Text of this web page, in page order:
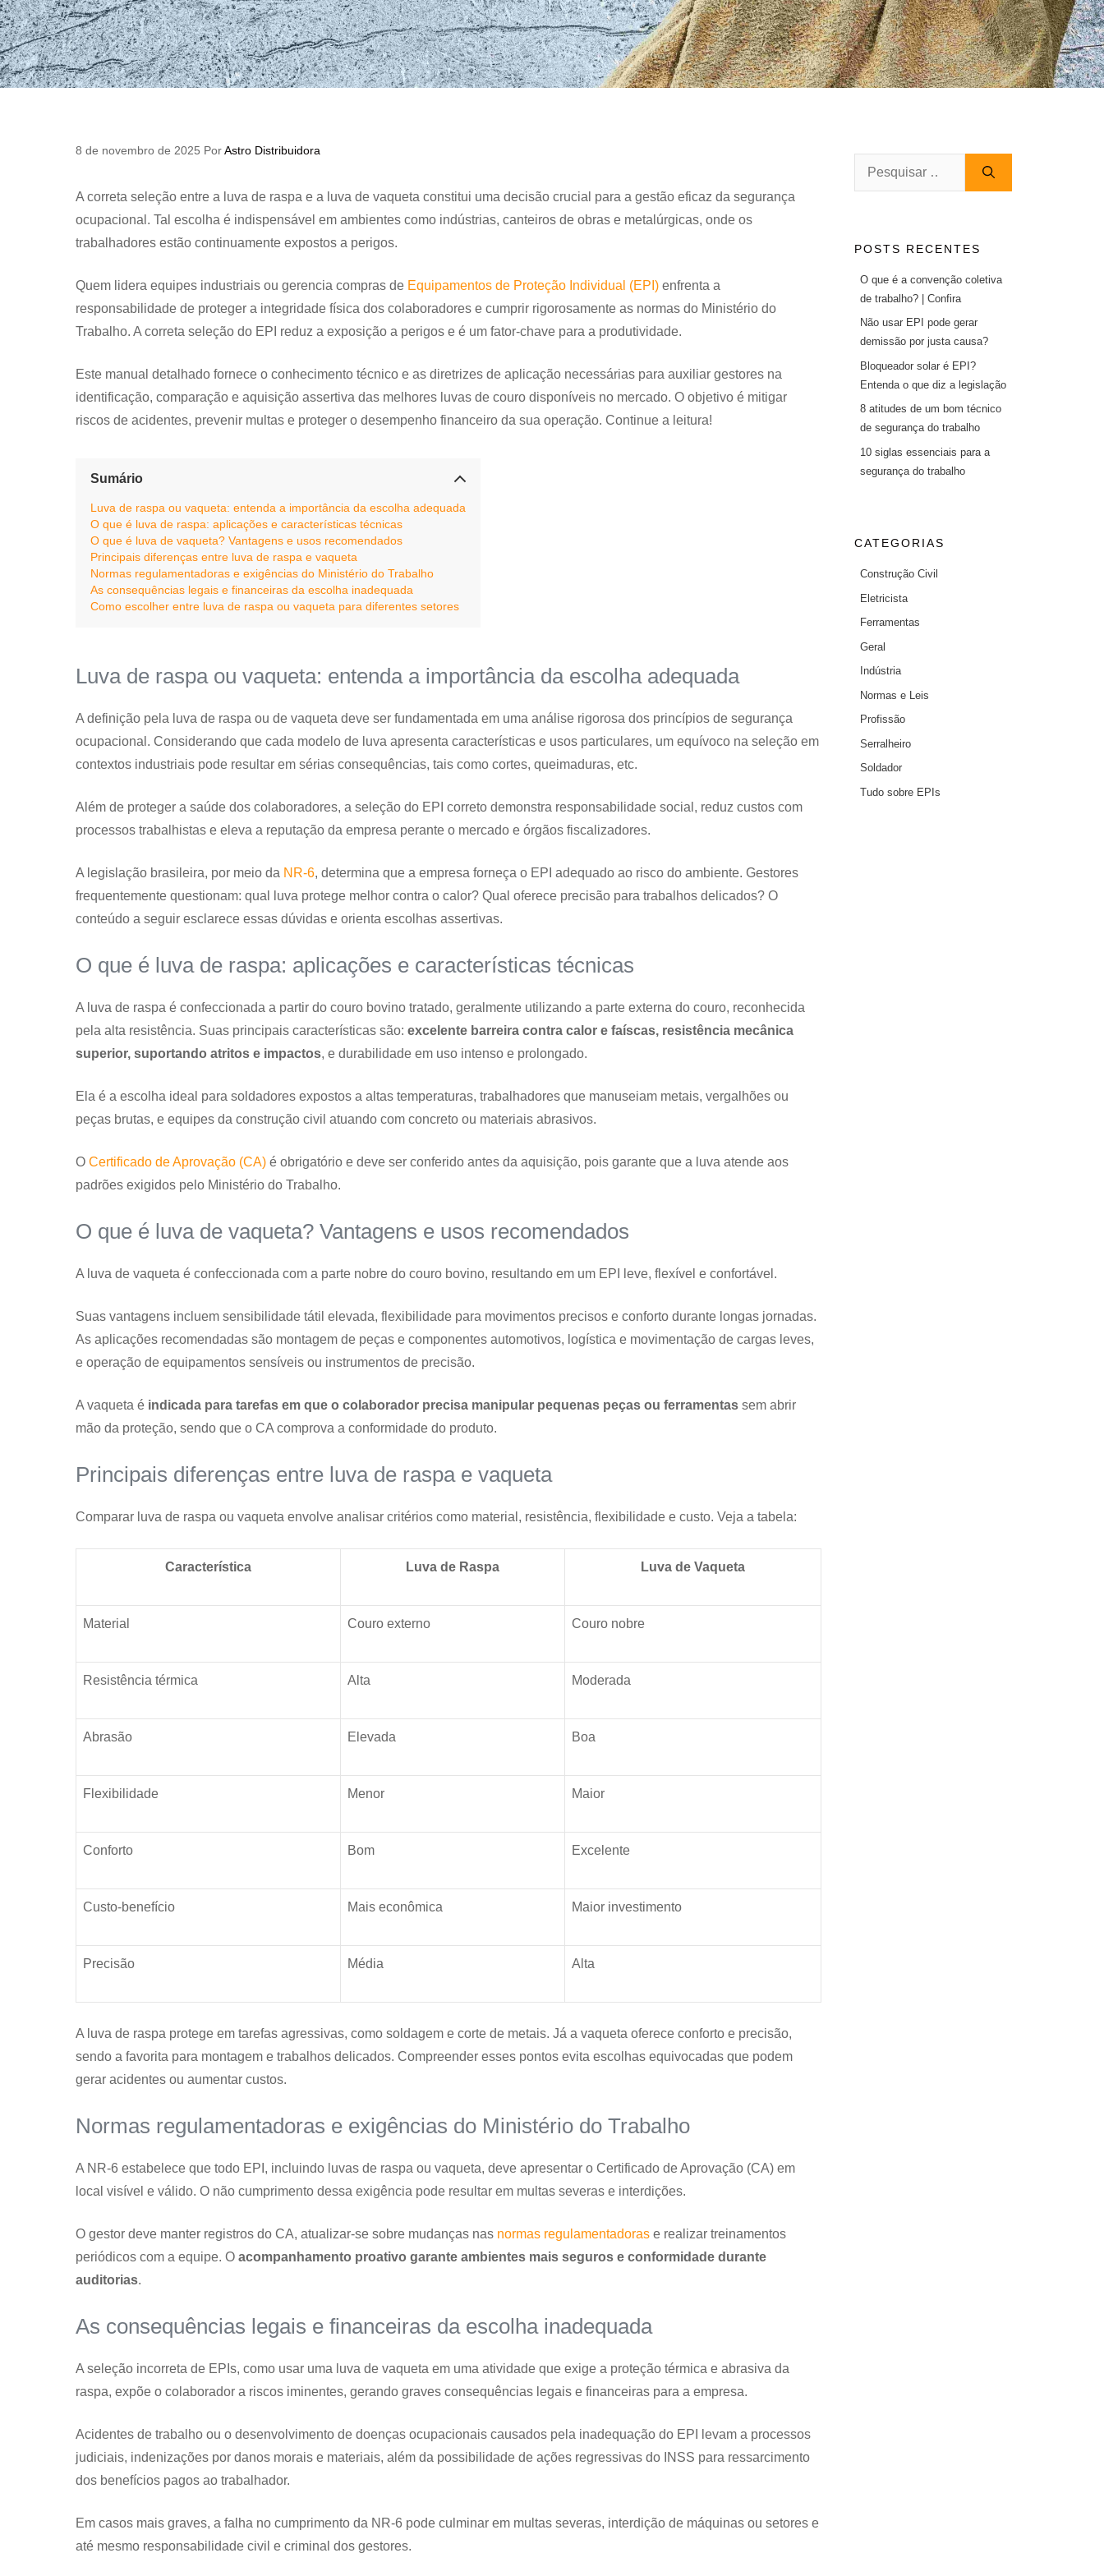
8 de novembro de 2025 Por Astro Distribuidora
A correta seleção entre a luva de raspa e a luva de vaqueta constitui uma decisão crucial para a gestão eficaz da segurança
ocupacional. Tal escolha é indispensável em ambientes como indústrias, canteiros de obras e metalúrgicas, onde os
trabalhadores estão continuamente expostos a perigos.
Quem lidera equipes industriais ou gerencia compras de Equipamentos de Proteção Individual (EPI) enfrenta a
responsabilidade de proteger a integridade física dos colaboradores e cumprir rigorosamente as normas do Ministério do
Trabalho. A correta seleção do EPI reduz a exposição a perigos e é um fator-chave para a produtividade.
Este manual detalhado fornece o conhecimento técnico e as diretrizes de aplicação necessárias para auxiliar gestores na
identificação, comparação e aquisição assertiva das melhores luvas de couro disponíveis no mercado. O objetivo é mitigar
riscos de acidentes, prevenir multas e proteger o desempenho financeiro da sua operação. Continue a leitura!
Sumário
Luva de raspa ou vaqueta: entenda a importância da escolha adequada
O que é luva de raspa: aplicações e características técnicas
O que é luva de vaqueta? Vantagens e usos recomendados
Principais diferenças entre luva de raspa e vaqueta
Normas regulamentadoras e exigências do Ministério do Trabalho
As consequências legais e financeiras da escolha inadequada
Como escolher entre luva de raspa ou vaqueta para diferentes setores
Luva de raspa ou vaqueta: entenda a importância da escolha adequada
A definição pela luva de raspa ou de vaqueta deve ser fundamentada em uma análise rigorosa dos princípios de segurança
ocupacional. Considerando que cada modelo de luva apresenta características e usos particulares, um equívoco na seleção em
contextos industriais pode resultar em sérias consequências, tais como cortes, queimaduras, etc.
Além de proteger a saúde dos colaboradores, a seleção do EPI correto demonstra responsabilidade social, reduz custos com
processos trabalhistas e eleva a reputação da empresa perante o mercado e órgãos fiscalizadores.
A legislação brasileira, por meio da NR-6, determina que a empresa forneça o EPI adequado ao risco do ambiente. Gestores
frequentemente questionam: qual luva protege melhor contra o calor? Qual oferece precisão para trabalhos delicados? O
conteúdo a seguir esclarece essas dúvidas e orienta escolhas assertivas.
O que é luva de raspa: aplicações e características técnicas
A luva de raspa é confeccionada a partir do couro bovino tratado, geralmente utilizando a parte externa do couro, reconhecida
pela alta resistência. Suas principais características são: excelente barreira contra calor e faíscas, resistência mecânica
superior, suportando atritos e impactos, e durabilidade em uso intenso e prolongado.
Ela é a escolha ideal para soldadores expostos a altas temperaturas, trabalhadores que manuseiam metais, vergalhões ou
peças brutas, e equipes da construção civil atuando com concreto ou materiais abrasivos.
O Certificado de Aprovação (CA) é obrigatório e deve ser conferido antes da aquisição, pois garante que a luva atende aos
padrões exigidos pelo Ministério do Trabalho.
O que é luva de vaqueta? Vantagens e usos recomendados
A luva de vaqueta é confeccionada com a parte nobre do couro bovino, resultando em um EPI leve, flexível e confortável.
Suas vantagens incluem sensibilidade tátil elevada, flexibilidade para movimentos precisos e conforto durante longas jornadas.
As aplicações recomendadas são montagem de peças e componentes automotivos, logística e movimentação de cargas leves,
e operação de equipamentos sensíveis ou instrumentos de precisão.
A vaqueta é indicada para tarefas em que o colaborador precisa manipular pequenas peças ou ferramentas sem abrir
mão da proteção, sendo que o CA comprova a conformidade do produto.
Principais diferenças entre luva de raspa e vaqueta
Comparar luva de raspa ou vaqueta envolve analisar critérios como material, resistência, flexibilidade e custo. Veja a tabela:
Característica Luva de Raspa Luva de Vaqueta
Material Couro externo Couro nobre
Resistência térmica Alta Moderada
Abrasão Elevada Boa
Flexibilidade Menor Maior
Conforto Bom Excelente
Custo-benefício Mais econômica Maior investimento
Precisão Média Alta
A luva de raspa protege em tarefas agressivas, como soldagem e corte de metais. Já a vaqueta oferece conforto e precisão,
sendo a favorita para montagem e trabalhos delicados. Compreender esses pontos evita escolhas equivocadas que podem
gerar acidentes ou aumentar custos.
Normas regulamentadoras e exigências do Ministério do Trabalho
A NR-6 estabelece que todo EPI, incluindo luvas de raspa ou vaqueta, deve apresentar o Certificado de Aprovação (CA) em
local visível e válido. O não cumprimento dessa exigência pode resultar em multas severas e interdições.
O gestor deve manter registros do CA, atualizar-se sobre mudanças nas normas regulamentadoras e realizar treinamentos
periódicos com a equipe. O acompanhamento proativo garante ambientes mais seguros e conformidade durante
auditorias.
As consequências legais e financeiras da escolha inadequada
A seleção incorreta de EPIs, como usar uma luva de vaqueta em uma atividade que exige a proteção térmica e abrasiva da
raspa, expõe o colaborador a riscos iminentes, gerando graves consequências legais e financeiras para a empresa.
Acidentes de trabalho ou o desenvolvimento de doenças ocupacionais causados pela inadequação do EPI levam a processos
judiciais, indenizações por danos morais e materiais, além da possibilidade de ações regressivas do INSS para ressarcimento
dos benefícios pagos ao trabalhador.
Em casos mais graves, a falha no cumprimento da NR-6 pode culminar em multas severas, interdição de máquinas ou setores e
até mesmo responsabilidade civil e criminal dos gestores.
POSTS RECENTES
O que é a convenção coletiva
de trabalho? | Confira
Não usar EPI pode gerar
demissão por justa causa?
Bloqueador solar é EPI?
Entenda o que diz a legislação
8 atitudes de um bom técnico
de segurança do trabalho
10 siglas essenciais para a
segurança do trabalho
CATEGORIAS
Construção Civil
Eletricista
Ferramentas
Geral
Indústria
Normas e Leis
Profissão
Serralheiro
Soldador
Tudo sobre EPIs